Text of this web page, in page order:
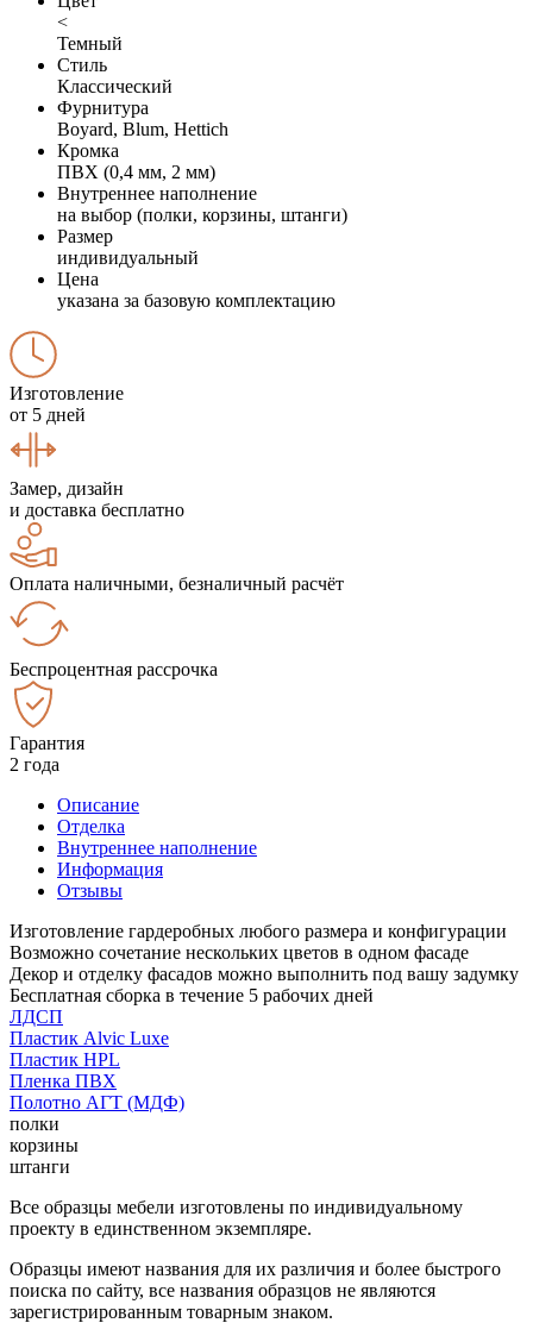
<
Темный
Стиль
Классический
Фурнитура
Boyard, Blum, Hettich
Кромка
ПВХ (0,4 мм, 2 мм)
Внутреннее наполнение
на выбор (полки, корзины, штанги)
Размер
индивидуальный
Цена
указана за базовую комплектацию
Изготовление
от 5 дней
Замер, дизайн
и доставка бесплатно
Оплата наличными, безналичный расчёт
Беспроцентная рассрочка
Гарантия
2 года
Описание
Отделка
Внутреннее наполнение
Информация
Отзывы
Изготовление гардеробных любого размера и конфигурации
Возможно сочетание нескольких цветов в одном фасаде
Декор и отделку фасадов можно выполнить под вашу задумку
Бесплатная сборка в течение 5 рабочих дней
ЛДСП
Пластик Alvic Luxe
Пластик HPL
Пленка ПВХ
Полотно АГТ (МДФ)
полки
корзины
штанги
Все образцы мебели изготовлены по индивидуальному
проекту в единственном экземпляре.
Образцы имеют названия для их различия и более быстрого
поиска по сайту, все названия образцов не являются
зарегистрированным товарным знаком.